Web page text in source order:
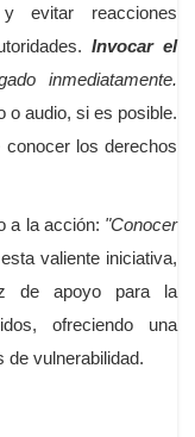
evitar reacciones
Invocar el
inmediatamente.
o audio, si es posible.
conocer los derechos
a la acción: "Conocer
valiente iniciativa,
de apoyo para la
ofreciendo una
de vulnerabilidad.